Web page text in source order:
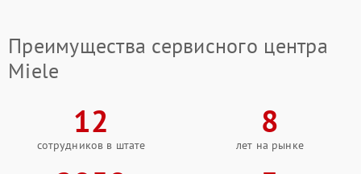
Преимущества сервисного центра
Miele
12
сотрудников в штате
8
лет на рынке